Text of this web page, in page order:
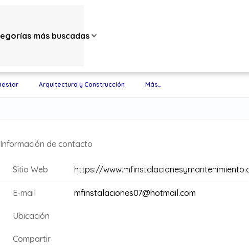
más buscadas
Arquitectura y Construcción Más…
Información de contacto
Sitio Web https://
E-mail mfinstalaciones07@hotmail.com
Ubicación
Compartir